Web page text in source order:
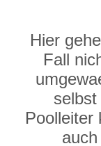
Hier
Fall
Poolleiter